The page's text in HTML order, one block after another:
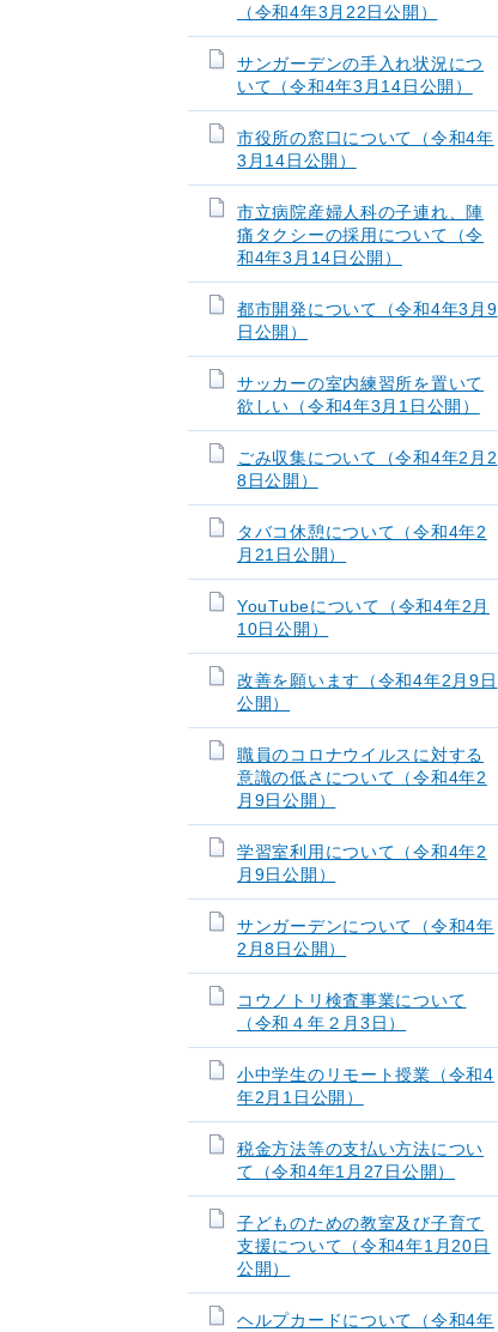
（令和4年3月22日公開）
サンガーデンの手入れ状況につ
いて（令和4年3月14日公開）
市役所の窓口について（令和4年
3月14日公開）
市立病院産婦人科の子連れ、陣
痛タクシーの採用について（令
和4年3月14日公開）
都市開発について（令和4年3月9
日公開）
サッカーの室内練習所を置いて
欲しい（令和4年3月1日公開）
ごみ収集について（令和4年2月2
8日公開）
タバコ休憩について（令和4年2
月21日公開）
YouTubeについて（令和4年2月
10日公開）
改善を願います（令和4年2月9日
公開）
職員のコロナウイルスに対する
意識の低さについて（令和4年2
月9日公開）
学習室利用について（令和4年2
月9日公開）
サンガーデンについて（令和4年
2月8日公開）
コウノトリ検査事業について
（令和４年２月3日）
小中学生のリモート授業（令和4
年2月1日公開）
税金方法等の支払い方法につい
て（令和4年1月27日公開）
子どものための教室及び子育て
支援について（令和4年1月20日
公開）
ヘルプカードについて（令和4年